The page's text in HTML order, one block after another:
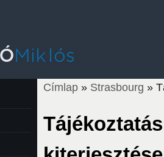
Címlap » Strasbourg »